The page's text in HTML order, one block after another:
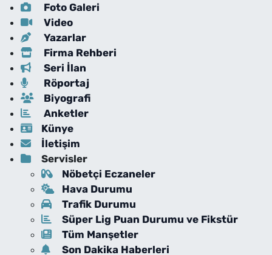
Foto Galeri
Video
Yazarlar
Firma Rehberi
Seri İlan
Röportaj
Biyografi
Anketler
Künye
İletişim
Servisler
Nöbetçi Eczaneler
Hava Durumu
Trafik Durumu
Süper Lig Puan Durumu ve Fikstür
Tüm Manşetler
Son Dakika Haberleri